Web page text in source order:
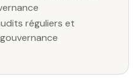
réguliers et